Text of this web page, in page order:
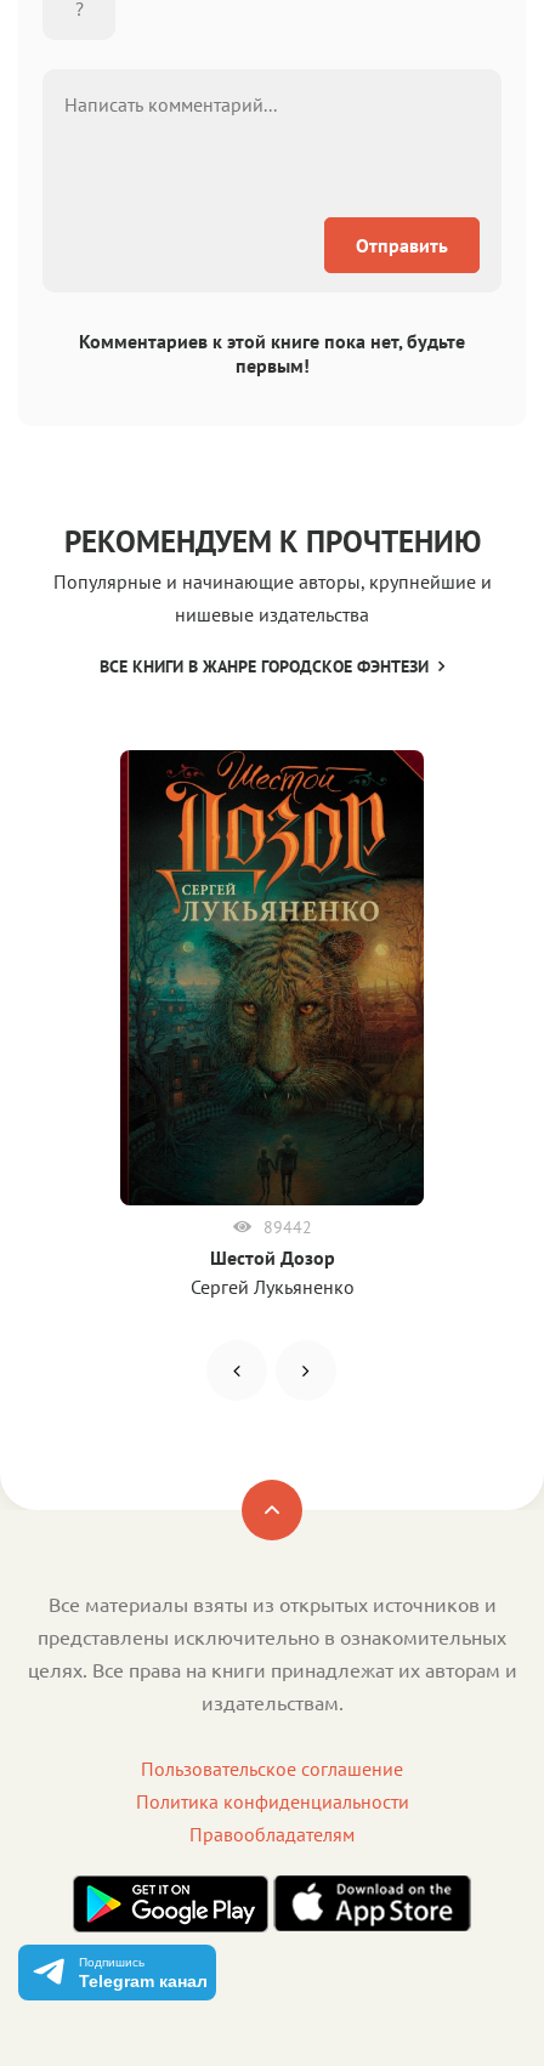
Отправить
Комментариев к этой книге пока нет, будьте
первым!
РЕКОМЕНДУЕМ К ПРОЧТЕНИЮ
Популярные и начинающие авторы, крупнейшие и
нишевые издательства
ВСЕ КНИГИ В ЖАНРЕ ГОРОДСКОЕ ФЭНТЕЗИ
89442
Шестой Дозор
Сергей Лукьяненко
Все материалы взяты из открытых источников и
представлены исключительно в ознакомительных
целях. Все права на книги принадлежат их авторам и
издательствам.
Пользовательское соглашение
Политика конфиденциальности
Правообладателям
Подпишись
Telegram канал